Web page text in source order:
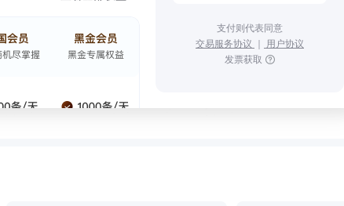
支付则代表同意
交易服务协议 ｜ 用户协议
发票获取